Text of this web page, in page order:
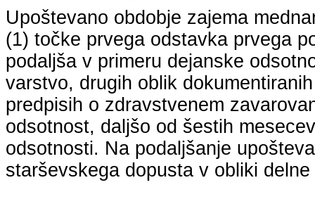
Upoštevano obdobje zajema
(1) točke prvega odstavka prvega
podaljša v primeru dejanske
varstvo, drugih oblik
predpisih o zdravstvenem
odsotnost, daljšo od šestih
odsotnosti. Na podaljšanje
starševskega dopusta v obliki